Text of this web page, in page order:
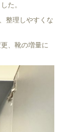
た。
整理しやすくな
、靴の増量に